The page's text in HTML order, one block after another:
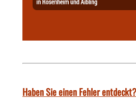
Haben Sie einen Fehler